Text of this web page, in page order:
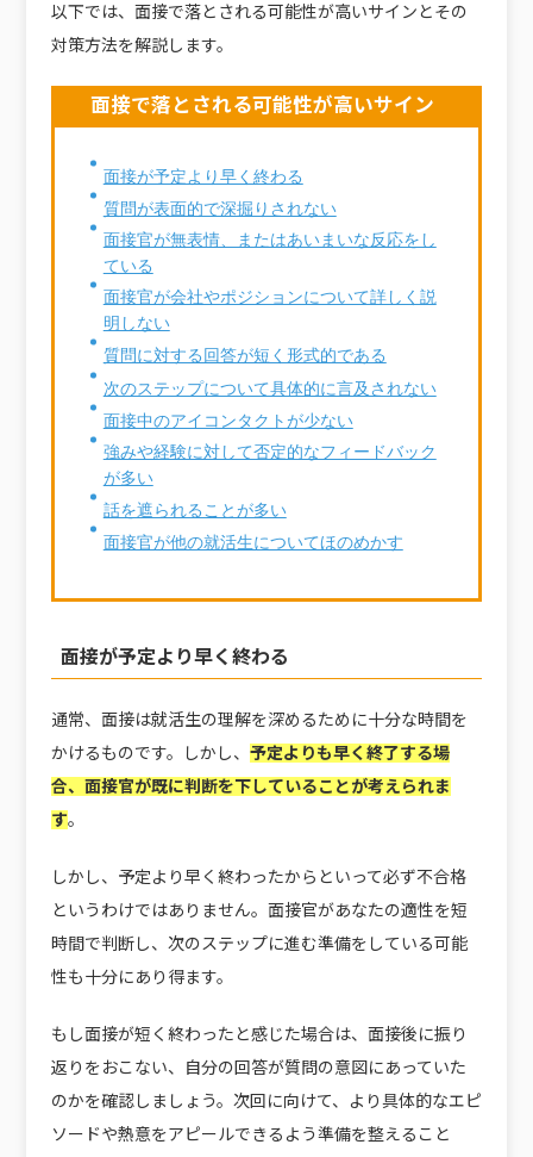
以下では、面接で落とされる可能性が高いサインとその
対策方法を解説します。
面接で落とされる可能性が高いサイン
面接が予定より早く終わる
質問が表面的で深掘りされない
面接官が無表情、またはあいまいな反応をし
ている
面接官が会社やポジションについて詳しく説
明しない
質問に対する回答が短く形式的である
次のステップについて具体的に言及されない
面接中のアイコンタクトが少ない
強みや経験に対して否定的なフィードバック
が多い
話を遮られることが多い
面接官が他の就活生についてほのめかす
面接が予定より早く終わる
通常、面接は就活生の理解を深めるために十分な時間を
かけるものです。しかし、 予定よりも早く終了する場
合、面接官が既に判断を下していることが考えられま
す。
しかし、予定より早く終わったからといって必ず不合格
というわけではありません。面接官があなたの適性を短
時間で判断し、次のステップに進む準備をしている可能
性も十分にあり得ます。
もし面接が短く終わったと感じた場合は、面接後に振り
返りをおこない、自分の回答が質問の意図にあっていた
のかを確認しましょう。次回に向けて、より具体的なエピ
ソードや熱意をアピールできるよう準備を整えること